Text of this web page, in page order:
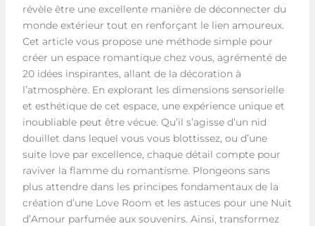
révèle être une excellente manière de déconnecter du
monde extérieur tout en renforçant le lien amoureux.
Cet article vous propose une méthode simple pour
créer un espace romantique chez vous, agrémenté de
20 idées inspirantes, allant de la décoration à
l’atmosphère. En explorant les dimensions sensorielle
et esthétique de cet espace, une expérience unique et
inoubliable peut être vécue. Qu’il s’agisse d’un nid
douillet dans lequel vous vous blottissez, ou d’une
suite love par excellence, chaque détail compte pour
raviver la flamme du romantisme. Plongeons sans
plus attendre dans les principes fondamentaux de la
création d’une Love Room et les astuces pour une Nuit
d’Amour parfumée aux souvenirs. Ainsi, transformez